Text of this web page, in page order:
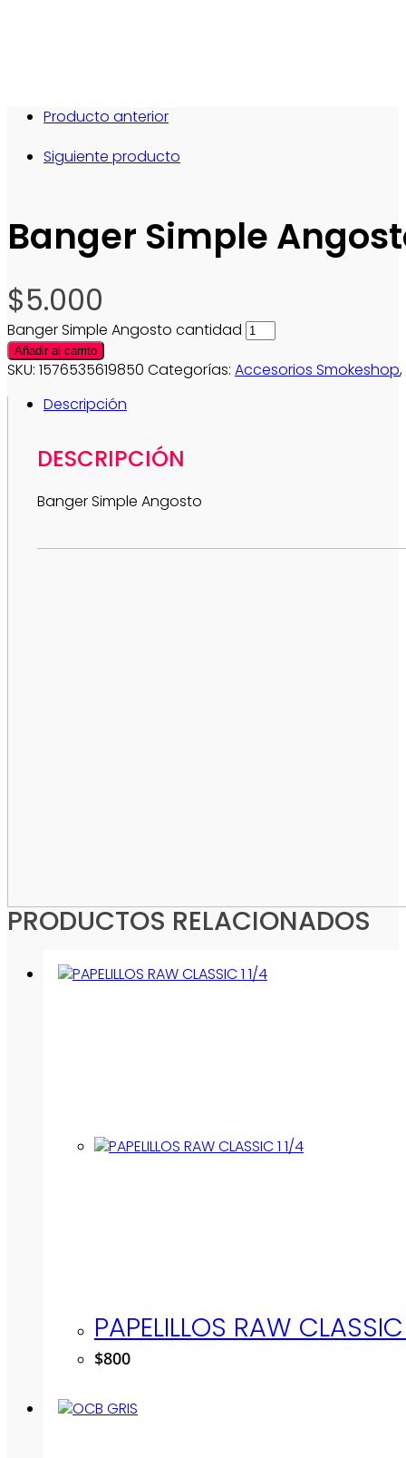
Producto anterior
Siguiente producto
Banger Simple
$5.000
Banger Simple Angosto cantidad
Añadir al carrito
SKU: 1576535619850 Categorías: Accesorios Smokeshop,
Descripción
DESCRIPCIÓN
Banger Simple Angosto
PRODUCTOS RELACIONADOS
PAPELILLOS RAW
$800